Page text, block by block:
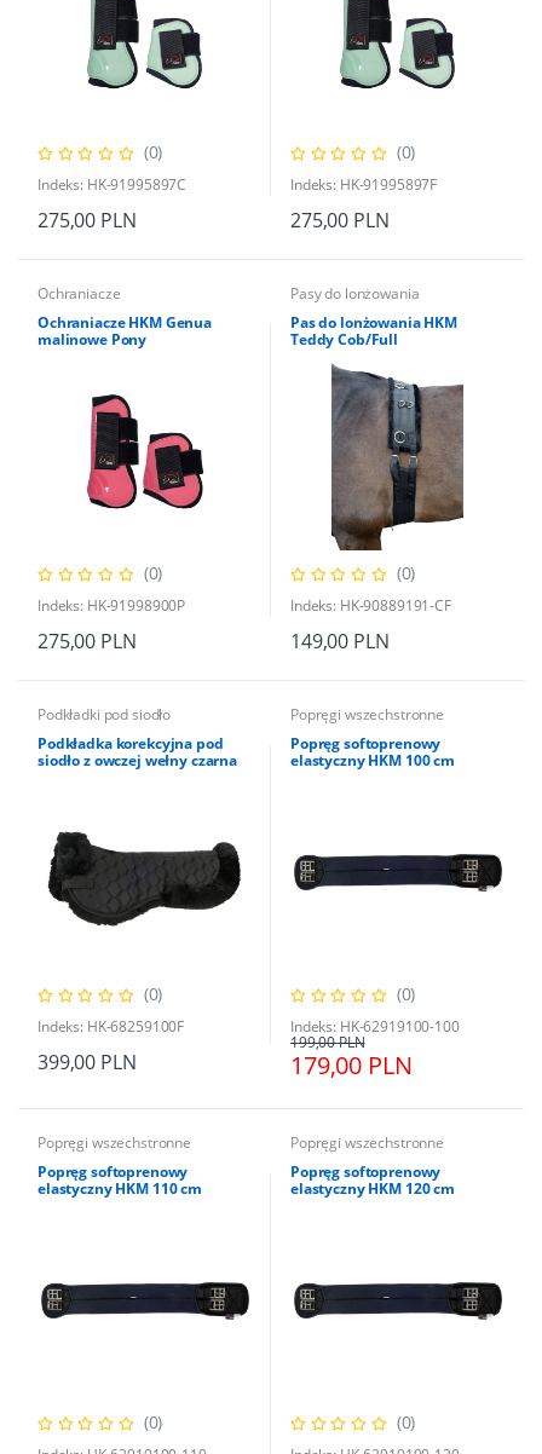
(0)
Indeks: HK-91995897C
275,00 PLN
(0)
Indeks: HK-91995897F
275,00 PLN
Ochraniacze
Ochraniacze HKM Genua
malinowe Pony
(0)
Indeks: HK-91998900P
275,00 PLN
Pasy do lonżowania
Pas do lonżowania HKM
Teddy Cob/Full
(0)
Indeks: HK-90889191-CF
149,00 PLN
Podkładki pod siodło
Podkładka korekcyjna pod
siodło z owczej wełny czarna
(0)
Indeks: HK-68259100F
399,00 PLN
Popręgi wszechstronne
Popręg softoprenowy
elastyczny HKM 100 cm
(0)
Indeks: HK-62919100-100
179,00 PLN
199,00 PLN
Popręgi wszechstronne
Popręg softoprenowy
elastyczny HKM 110 cm
(0)
Popręgi wszechstronne
Popręg softoprenowy
elastyczny HKM 120 cm
(0)